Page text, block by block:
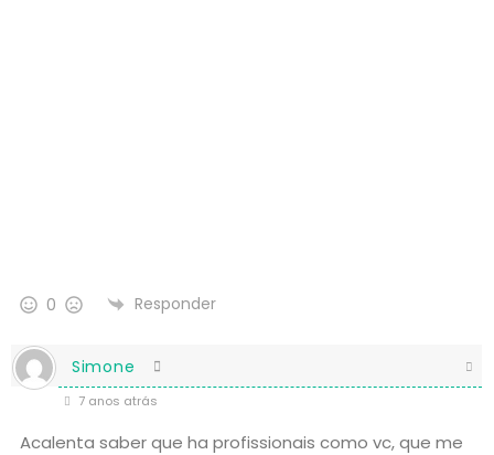
0 Responder
Simone
7 anos atrás
Acalenta saber que ha profissionais como vc, que me